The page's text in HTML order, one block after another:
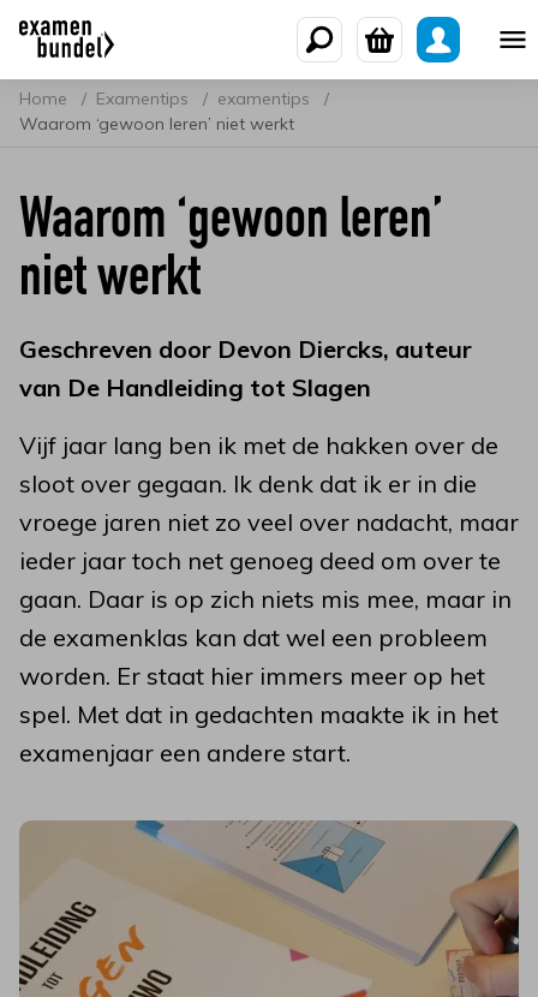
Home Examentips
examentips
Waarom ‘gewoon leren’ niet werkt
Waarom ‘gewoon leren’
niet werkt
Geschreven door Devon Diercks, auteur
van De Handleiding tot Slagen
Vijf jaar lang ben ik met de hakken over de
sloot over gegaan. Ik denk dat ik er in die
vroege jaren niet zo veel over nadacht, maar
ieder jaar toch net genoeg deed om over te
gaan. Daar is op zich niets mis mee, maar in
de examenklas kan dat wel een probleem
worden. Er staat hier immers meer op het
spel. Met dat in gedachten maakte ik in het
examenjaar een andere start.